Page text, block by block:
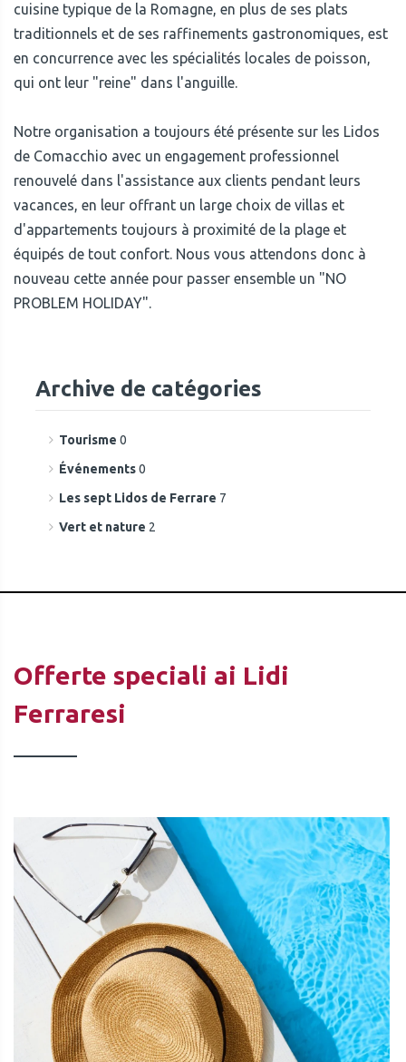
cuisine typique de la Romagne, en plus de ses plats
traditionnels et de ses raffinements gastronomiques, est
en concurrence avec les spécialités locales de poisson,
qui ont leur "reine" dans l'anguille.
Notre organisation a toujours été présente sur les Lidos
de Comacchio avec un engagement professionnel
renouvelé dans l'assistance aux clients pendant leurs
vacances, en leur offrant un large choix de villas et
d'appartements toujours à proximité de la plage et
équipés de tout confort. Nous vous attendons donc à
nouveau cette année pour passer ensemble un "NO
PROBLEM HOLIDAY".
Archive de catégories
Tourisme 0
Événements0
Les sept Lidos de Ferrare 7
Vert et nature 2
Offerte speciali ai Lidi
Ferraresi